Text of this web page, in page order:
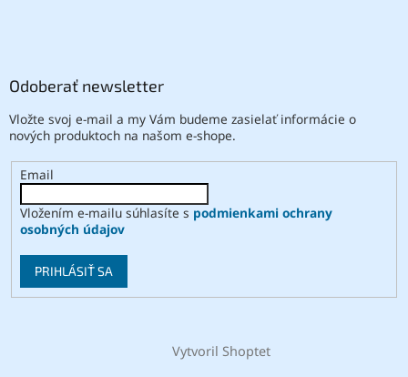
Odoberať newsletter
Vložte svoj e-mail a my Vám budeme zasielať informácie o
nových produktoch na našom e-shope.
Email
Vložením e-mailu súhlasíte s podmienkami ochrany
osobných údajov
PRIHLÁSIŤ SA
Vytvoril Shoptet